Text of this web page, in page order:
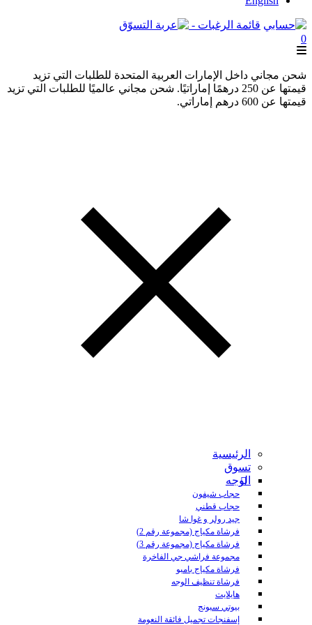
قائمة الرغبات -
0
شحن مجاني داخل الإمارات العربية المتحدة للطلبات التي تزيد
قيمتها عن 250 درهمًا إماراتيًا. شحن مجاني عالميًا للطلبات التي تزيد
قيمتها عن 600 درهم إماراتي.
الرئيسية
تسوق
الوجه
حجاب شيفون
حجاب قطني
جيد رولر و غوا شا
فرشاة مكياج (مجموعة رقم 2)
فرشاة مكياج (مجموعة رقم 3)
مجموعة فراشي جي الفاخرة
فرشاة مكياج بامبو
فرشاة تنظيف الوجه
هايلايت
بيوتي سبونج
إسفنجات تجميل فائقة النعومة